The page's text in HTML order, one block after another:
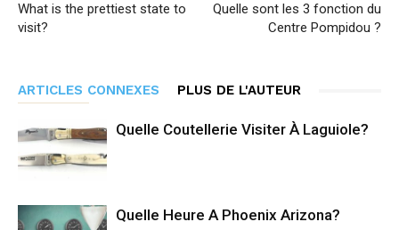
What is the prettiest state to
visit?
Quelle sont les 3 fonction du
Centre Pompidou ?
ARTICLES CONNEXES PLUS DE L'AUTEUR
Quelle Coutellerie Visiter À Laguiole?
Quelle Heure A Phoenix Arizona?